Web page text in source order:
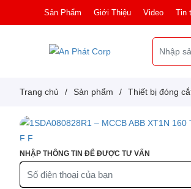
Sản Phẩm Giới Thiệu Video Tin
Trang chủ / Sản phẩm / Thiết bị đóng
NHẬP THÔNG TIN ĐỂ ĐƯỢC TƯ VẤN